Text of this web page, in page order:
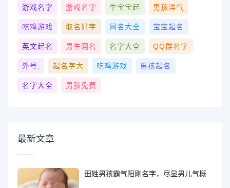
游戏名字 游戏名字 牛宝宝起 男孩洋气
吃鸡游戏 取名好字 网名大全 宝宝起名
英文起名 男生网名 名字大全 QQ群名字
外号, 起名字大 吃鸡游戏 男孩起名
名字大全 男孩免费
最新文章
田姓男孩霸气阳刚名字，尽显男儿气概